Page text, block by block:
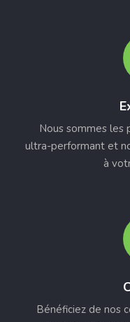
Nous sommes les
ultra-performant et
à
Bénéficiez de nos